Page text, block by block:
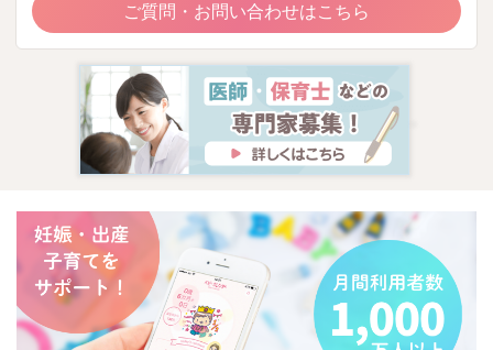
保育園で昼のあとにミルクを飲まなくても、おやつがあり、家
でも朝夕しっかり食べているなら心配しすぎなくて大丈夫かと
思います。
卒ミは1歳頃までを目安にゆっくり進めれば十分なので、今は
「少しずつ夜のミルクを減らしていく」くらいのペースで焦ら
ずすすめてみてくださいね。
どうぞよろしくお願いいたします。
ご質問・お問い合わせはこちら